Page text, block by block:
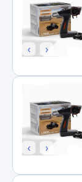
‹ ›
‹ ›